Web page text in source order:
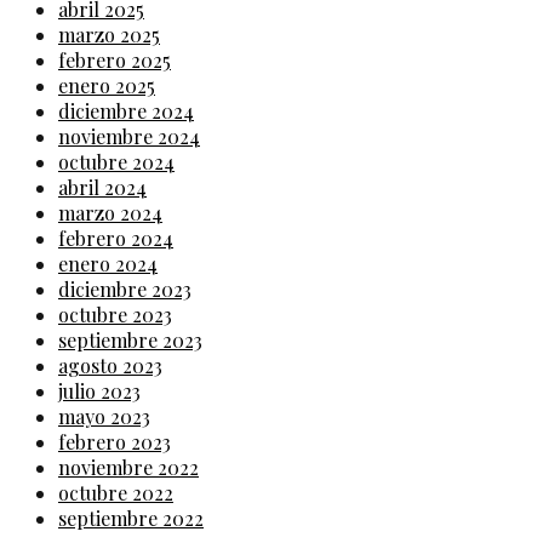
abril 2025
marzo 2025
febrero 2025
enero 2025
diciembre 2024
noviembre 2024
octubre 2024
abril 2024
marzo 2024
febrero 2024
enero 2024
diciembre 2023
octubre 2023
septiembre 2023
agosto 2023
julio 2023
mayo 2023
febrero 2023
noviembre 2022
octubre 2022
septiembre 2022